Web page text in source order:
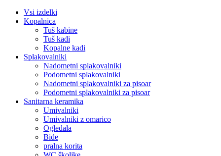
Vsi izdelki
Kopalnica
Tuš kabine
Tuš kadi
Kopalne kadi
Splakovalniki
Nadometni splakovalniki
Podometni splakovalniki
Nadometni splakovalniki za pisoar
Podometni splakovalniki za pisoar
Sanitarna keramika
Umivalniki
Umivalniki z omarico
Ogledala
Bide
pralna korita